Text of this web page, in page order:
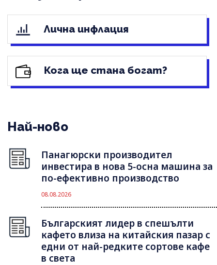
Лична инфлация
Кога ще стана богат?
Най-ново
Панагюрски производител
инвестира в нова 5-осна машина за
по-ефективно производство
08.08.2026
Българският лидер в спешълти
кафето влиза на китайския пазар с
едни от най-редките сортове кафе
в света